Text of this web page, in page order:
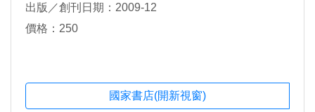
出版／創刊日期：2009-12
價格：250
國家書店(開新視窗)